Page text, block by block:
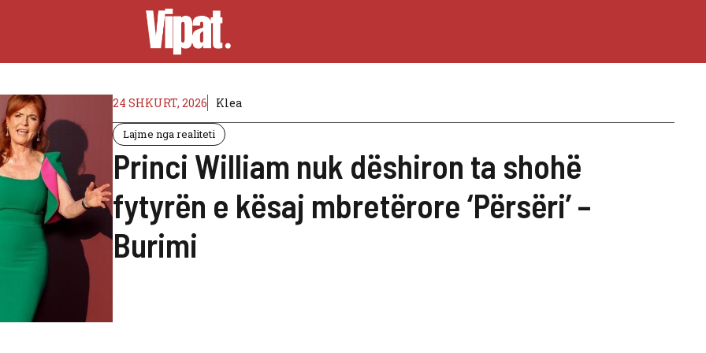
24 SHKURT, 2026 Klea
Lajme nga realiteti
Princi William nuk dëshiron ta shohë
fytyrën e kësaj mbretërore ‘Përsëri’ –
Burimi